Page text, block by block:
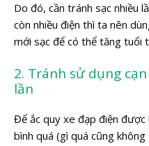
Do đó, cần tránh sạc nhiều
còn nhiều điện thì ta nên
mới sạc để có thể tăng tuổi
2. Tránh sử dụng
lần
Để ắc quy xe đạp điện
bình quá (gì quá cũng